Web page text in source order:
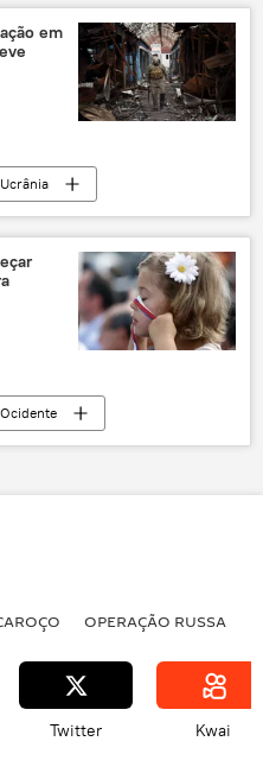
espionagem
em
Ucrânia
declaração
Ocidente
Rússia
OPERAÇÃO RUSSA
Twitter Kwai